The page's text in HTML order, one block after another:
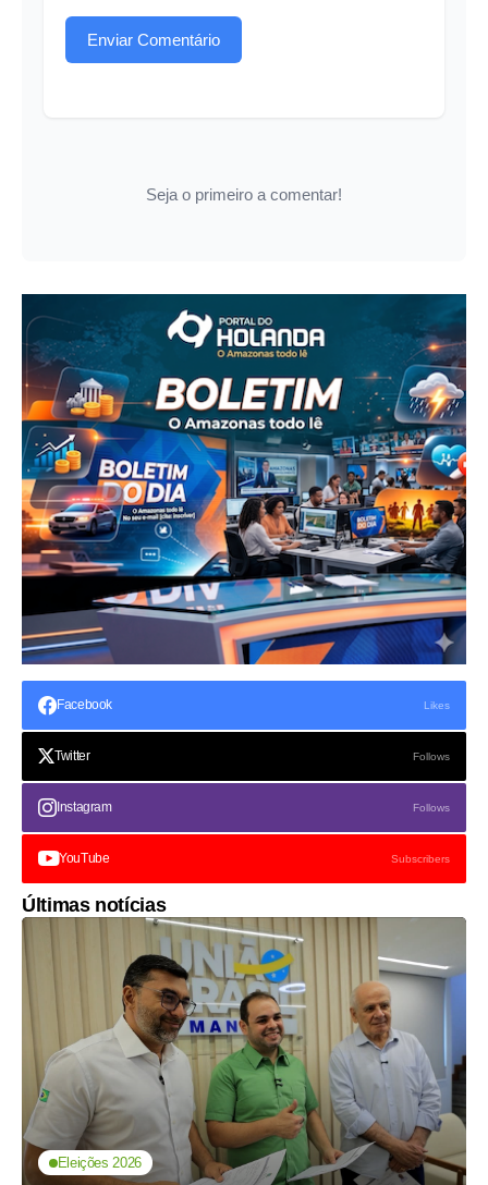
Enviar Comentário
Seja o primeiro a comentar!
Facebook Likes
Twitter Follows
Instagram Follows
YouTube Subscribers
Últimas notícias
Eleições 2026